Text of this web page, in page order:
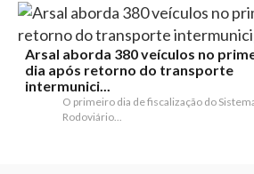
Arsal aborda 380 veículos no
dia após retorno do transporte
intermunici...
O primeiro dia de fiscalização do
Rodoviário...